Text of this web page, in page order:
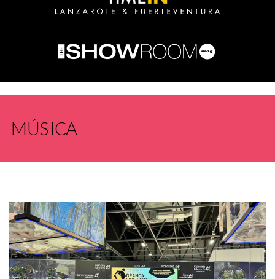
MÚSICA